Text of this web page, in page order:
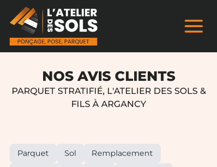
PARQUET STRATIFIÉ, L'ATELIER DES SOLS &
FILS À ARGANCY
NOS AVIS CLIENTS
Parquet Sol Remplacement